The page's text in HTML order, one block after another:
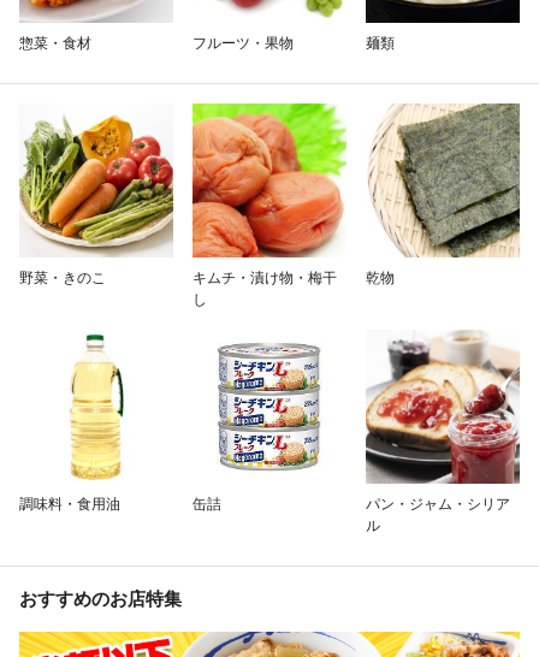
惣菜・食材 フルーツ・果物 麺類
野菜・きのこ
キムチ・漬け物・梅干
し
乾物
調味料・食用油 缶詰
パン・ジャム・シリア
ル
おすすめのお店特集